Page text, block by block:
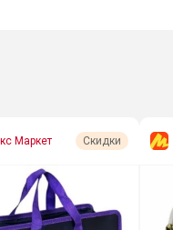
Маркет Скидки